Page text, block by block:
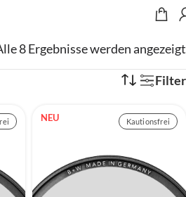
8 Ergebnisse werden angezeigt
Filter
NEU Kautionsfrei